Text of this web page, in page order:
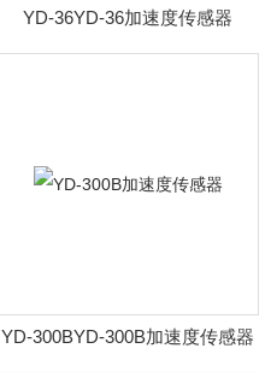
YD-36YD-36加速度传感器
YD-300BYD-300B加速度传感器